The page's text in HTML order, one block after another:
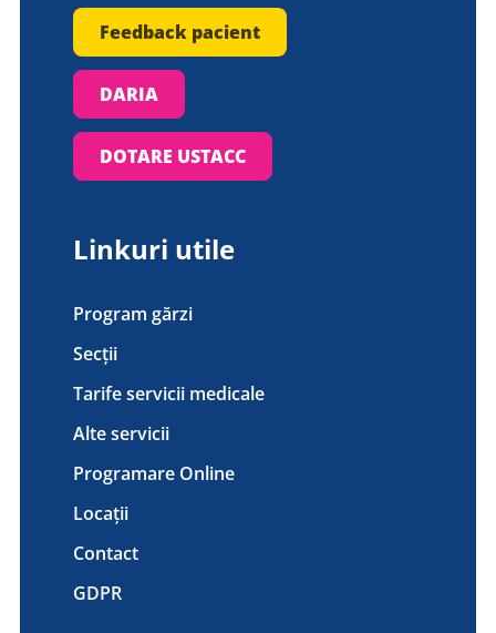
Feedback pacient
DARIA
DOTARE USTACC
Linkuri utile
Program gărzi
Secții
Tarife servicii medicale
Alte servicii
Programare Online
Locații
Contact
GDPR